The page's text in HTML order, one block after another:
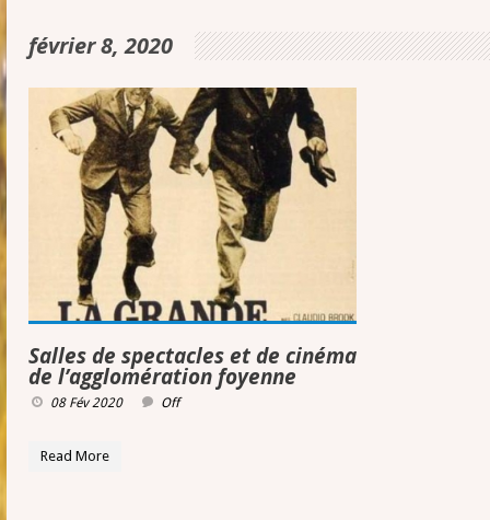
février 8, 2020
Salles de spectacles et de cinéma
de l’agglomération foyenne
08 Fév 2020 Off
Read More